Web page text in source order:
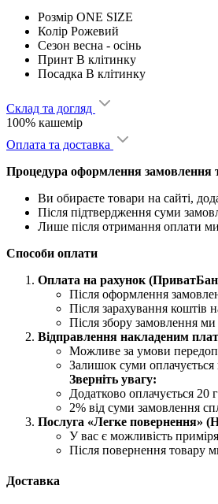
Розмір ONE SIZE
Колір Рожевий
Сезон весна - ocінь
Принт В клітинку
Посадка В клітинку
Склад та догляд
100% кашемір
Оплата та доставка
Процедура оформлення замовлення
Ви обираєте товари на сайті,
Після підтвердження суми
Лише після отримання оплати
Способи оплати
Оплата на рахунок
Після оформлення
Після зарахування коштів
Після збору замовлення
Відправлення накладеним
Можливе за умови
Залишок суми
Зверніть увагу:
Додатково оплачується
2% від суми замовлення
Послуга «Легке повернення»
У вас є можливість
Після повернення товару
Доставка